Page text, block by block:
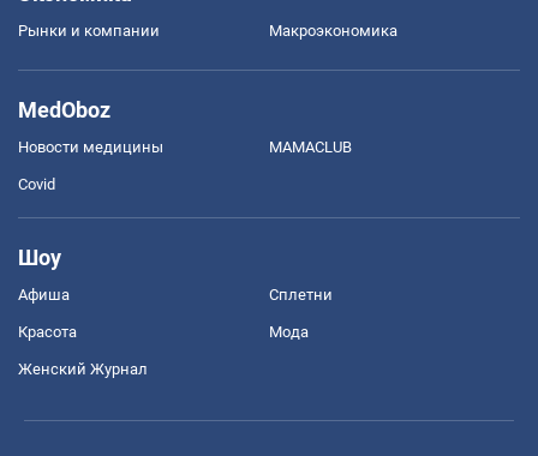
Рынки и компании Mакроэкономика
MedOboz
Новости медицины MAMACLUB
Covid
Шоу
Афиша Сплетни
Красота Мода
Женский Журнал